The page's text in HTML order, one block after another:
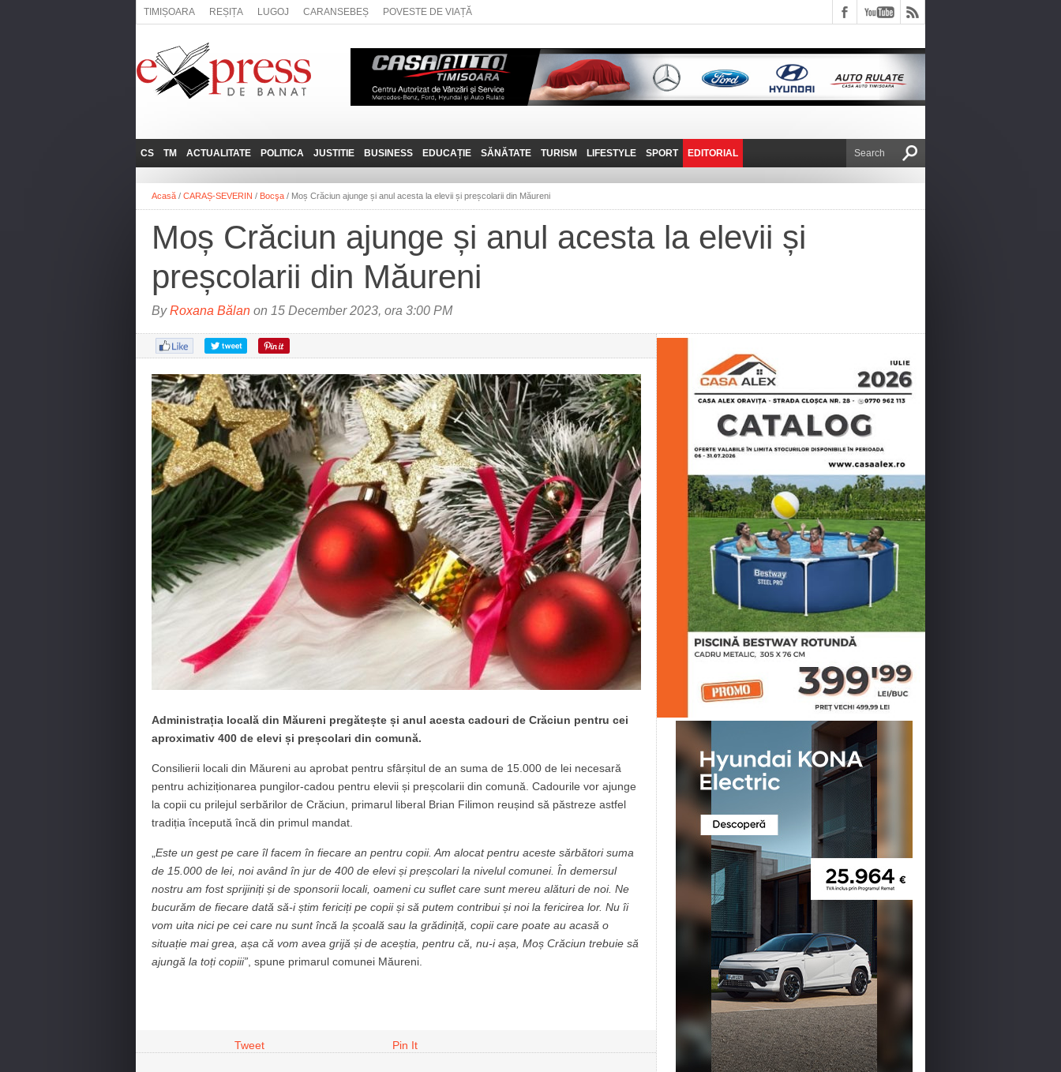
TIMIȘOARA REȘIȚA LUGOJ CARANSEBEȘ POVESTE DE VIAȚĂ
CS
REȘIȚA
CARANSEBEȘ
ANINA
BĂILE HERCULANE
BOCŞA
MOLDOVA NOUĂ
ORAVIȚA
OȚELU ROŞU
TM
LUGOJ
TIMIȘOARA
ACTUALITATE
ADMINISTRATIE
NAȚIONAL
SOCIAL
UTILE
POLITICA
EXPRESSLIVE
INTERVIURILE
JUSTITIE BUSINESS
JOB-URI
TEHNIT
EDUCAȚIE SĂNĂTATE TURISM
PRIN MUNȚII
FANTASTICUL BANAT
LIFESTYLE
POVESTE DE VIAȚĂ
SPORT EDITORIAL
DE VICTOR NAFIRU
Acasă / CARAȘ-SEVERIN / Bocşa / Moș Crăciun ajunge și anul acesta la elevii și preșcolarii din Măureni
Moș Crăciun ajunge și anul acesta la elevii și
preșcolarii din Măureni
ByRoxana Bălan on 15 December 2023, ora 3:00 PM
Administrația locală din Măureni pregătește și anul acesta cadouri de Crăciun pentru cei
aproximativ 400 de elevi și preșcolari din comună.
Consilierii locali din Măureni au aprobat pentru sfârșitul de an suma de 15.000 de lei necesară
pentru achiziționarea pungilor-cadou pentru elevii și preșcolarii din comună. Cadourile vor ajunge
la copii cu prilejul serbărilor de Crăciun, primarul liberal Brian Filimon reușind să păstreze astfel
tradiția începută încă din primul mandat.
Este un gest pe care îl facem în fiecare an pentru copii. Am alocat pentru aceste sărbători suma
de 15.000 de lei, noi având în jur de 400 de elevi și preșcolari la nivelul comunei. În demersul
nostru am fost sprijiniți și de sponsorii locali, oameni cu suflet care sunt mereu alături de noi. Ne
bucurăm de fiecare dată să-i știm fericiți pe copii și să putem contribui și noi la fericirea lor. Nu îi
vom uita nici pe cei care nu sunt încă la școală sau la grădiniță, copii care poate au acasă o
situație mai grea, așa că vom avea grijă și de aceștia, pentru că, nu-i așa, Moș Crăciun trebuie să
ajungă la toți copiii” , spune primarul comunei Măureni.
Tweet Pin It